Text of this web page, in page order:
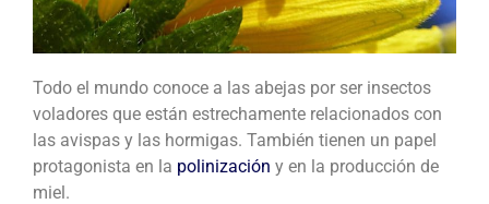
Todo el mundo conoce a las abejas por ser insectos
voladores que están estrechamente relacionados con
las avispas y las hormigas. También tienen un papel
protagonista en la polinización y en la producción de
miel.